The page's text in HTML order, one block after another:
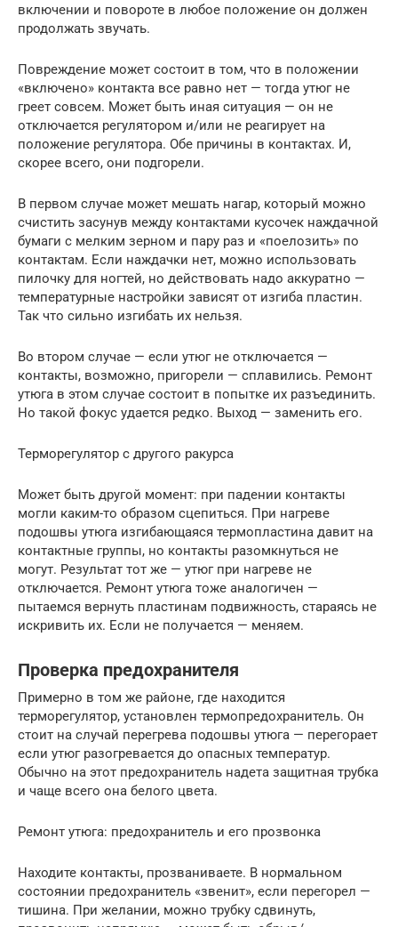
включении и повороте в любое положение он должен
продолжать звучать.
Повреждение может состоит в том, что в положении
«включено» контакта все равно нет — тогда утюг не
греет совсем. Может быть иная ситуация — он не
отключается регулятором и/или не реагирует на
положение регулятора. Обе причины в контактах. И,
скорее всего, они подгорели.
В первом случае может мешать нагар, который можно
счистить засунув между контактами кусочек наждачной
бумаги с мелким зерном и пару раз и «поелозить» по
контактам. Если наждачки нет, можно использовать
пилочку для ногтей, но действовать надо аккуратно —
температурные настройки зависят от изгиба пластин.
Так что сильно изгибать их нельзя.
Во втором случае — если утюг не отключается —
контакты, возможно, пригорели — сплавились. Ремонт
утюга в этом случае состоит в попытке их разъединить.
Но такой фокус удается редко. Выход — заменить его.
Терморегулятор с другого ракурса
Может быть другой момент: при падении контакты
могли каким-то образом сцепиться. При нагреве
подошвы утюга изгибающаяся термопластина давит на
контактные группы, но контакты разомкнуться не
могут. Результат тот же — утюг при нагреве не
отключается. Ремонт утюга тоже аналогичен —
пытаемся вернуть пластинам подвижность, стараясь не
искривить их. Если не получается — меняем.
Проверка предохранителя
Примерно в том же районе, где находится
терморегулятор, установлен термопредохранитель. Он
стоит на случай перегрева подошвы утюга — перегорает
если утюг разогревается до опасных температур.
Обычно на этот предохранитель надета защитная трубка
и чаще всего она белого цвета.
Ремонт утюга: предохранитель и его прозвонка
Находите контакты, прозваниваете. В нормальном
состоянии предохранитель «звенит», если перегорел —
тишина. При желании, можно трубку сдвинуть,